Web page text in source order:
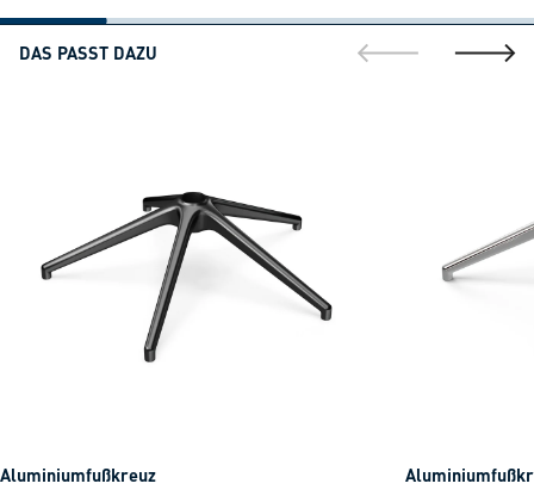
DAS PASST DAZU
gehe zur gehe
Aluminiumfußkreuz